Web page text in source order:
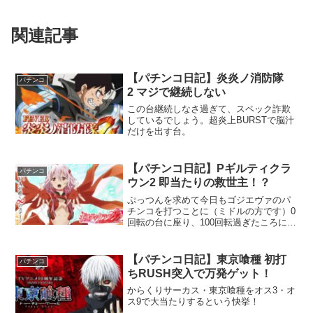
関連記事
パチンコ
【パチンコ日記】炎炎ノ消防隊
2 マジで継続しない
この台継続しなさ過ぎて、スペック詐欺
しているでしょう。超炎上BURSTで脳汁
だけを出す台。
パチンコ
【パチンコ日記】Pギルティクラ
ウン2 即当たりの救世主！？
ぷっつんを求めて今日もゴジエヴァのパ
チンコを打つことに（ミドルの方です）0
回転の台に座り、100回転過ぎたころに、
外れる。
パチンコ
【パチンコ日記】東京喰種 初打
ちRUSH突入で万発ゲット！
からくりサーカス・東京喰種をオス3・オ
ス9で大当たりするという快挙！